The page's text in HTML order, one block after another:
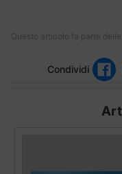
Questo articolo fa parte
Condividi